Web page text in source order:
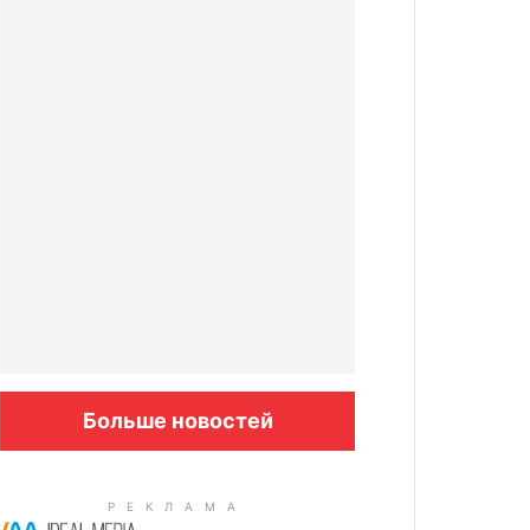
Больше новостей